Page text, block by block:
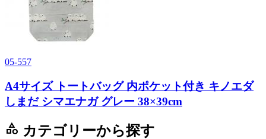
05-557
A4サイズ トートバッグ 内ポケット付き キノエダ
しまだ シマエナガ グレー 38×39cm
category カテゴリーから探す